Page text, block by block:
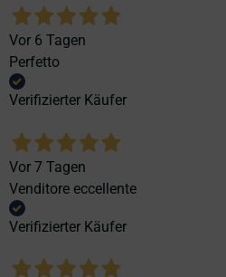
Vor 6 Tagen
Perfetto
Verifizierter Käufer
Vor 7 Tagen
Venditore eccellente
Verifizierter Käufer